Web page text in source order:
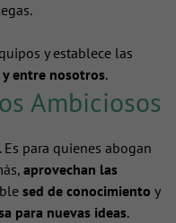
y establece las
entre nosotros.
Ambiciosos
. Es para quienes abogan
aprovechan las
sed de conocimiento y
para nuevas ideas.